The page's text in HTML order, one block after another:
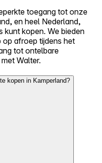
toegang tot onze
en heel Nederland,
kunt kopen. We bieden
afroep tijdens het
tot ontelbare
Walter.
kopen in Kamperland?